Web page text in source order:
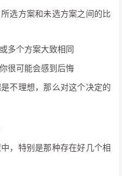
选方案和未选方案之间的比
多个方案大致相同
很可能会感到后悔
不理想，那么对这个决定的
，特别是那种存在好几个相